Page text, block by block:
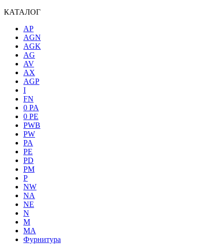
КАТАЛОГ
AP
AGN
AGK
AG
AV
AX
AGP
I
FN
0 PA
0 PE
PWB
PW
PA
PE
PD
PM
P
NW
NA
NE
N
M
MA
Фурнитура